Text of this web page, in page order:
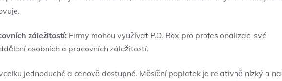
záležitostí: Firmy mohou využívat P.O. Box pro profesionalizaci své
osobních a pracovních záležitostí.
jednoduché a cenově dostupné. Měsíční poplatek je relativně nízký a